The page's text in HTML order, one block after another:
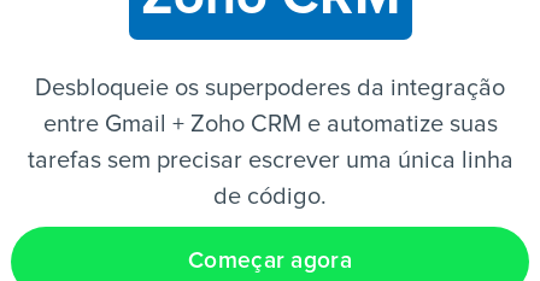
Desbloqueie os superpoderes da integração
entre Gmail + Zoho CRM e automatize suas
tarefas sem precisar escrever uma única linha
de código.
Começar agora